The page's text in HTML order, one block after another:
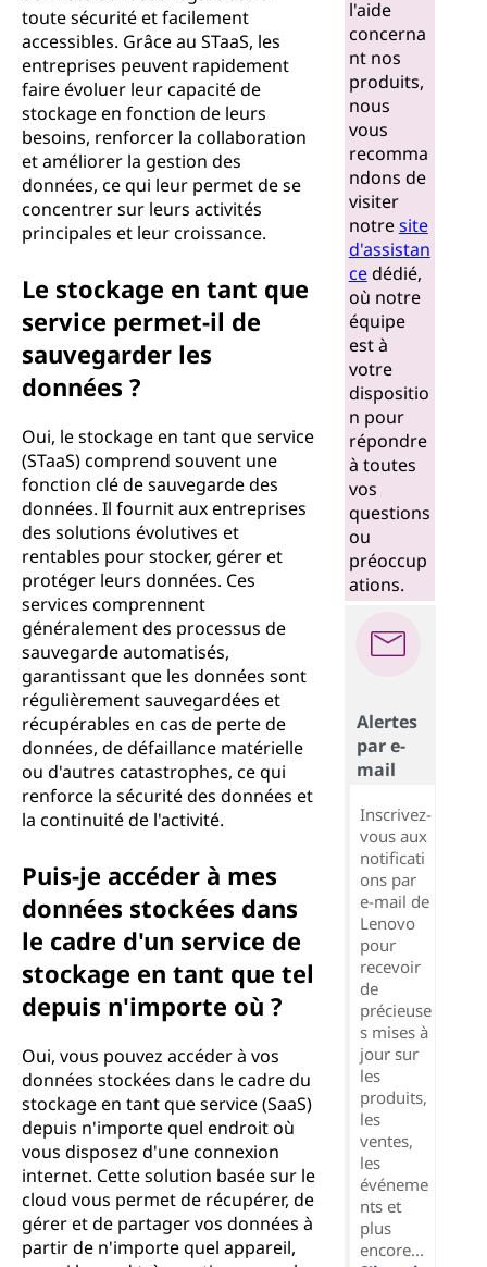
toute sécurité et facilement
accessibles. Grâce au STaaS, les
entreprises peuvent rapidement
faire évoluer leur capacité de
stockage en fonction de leurs
besoins, renforcer la collaboration
et améliorer la gestion des
données, ce qui leur permet de se
concentrer sur leurs activités
principales et leur croissance.
Le stockage en tant que
service permet-il de
sauvegarder les
données ?
Oui, le stockage en tant que service
(STaaS) comprend souvent une
fonction clé de sauvegarde des
données. Il fournit aux entreprises
des solutions évolutives et
rentables pour stocker, gérer et
protéger leurs données. Ces
services comprennent
généralement des processus de
sauvegarde automatisés,
garantissant que les données sont
régulièrement sauvegardées et
récupérables en cas de perte de
données, de défaillance matérielle
ou d'autres catastrophes, ce qui
renforce la sécurité des données et
la continuité de l'activité.
Puis-je accéder à mes
données stockées dans
le cadre d'un service de
stockage en tant que tel
depuis n'importe où ?
Oui, vous pouvez accéder à vos
données stockées dans le cadre du
stockage en tant que service (SaaS)
depuis n'importe quel endroit où
vous disposez d'une connexion
internet. Cette solution basée sur le
cloud vous permet de récupérer, de
gérer et de partager vos données à
partir de n'importe quel appareil,
l'aide
concerna
nt nos
produits,
nous
vous
recomma
ndons de
visiter
notresite
d'assistan
cedédié,
où notre
équipe
est à
votre
dispositio
n pour
répondre
à toutes
vos
questions
ou
préoccup
ations.
Alertes
par e-
mail
Inscrivez-
vous aux
notificati
ons par
e-mail de
Lenovo
pour
recevoir
de
précieuse
s mises à
jour sur
les
produits,
les
ventes,
les
événeme
nts et
plus
encore...